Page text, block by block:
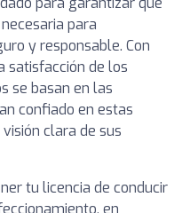
para
y responsable. Con
satisfacción de los
se basan en las
confiado en estas
clara de sus
tu licencia de conducir
en